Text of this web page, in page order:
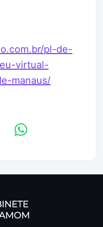
pl-de-
virtual-
manaus/